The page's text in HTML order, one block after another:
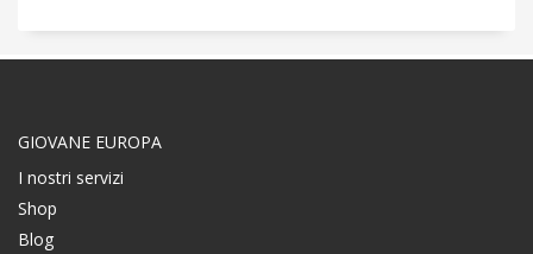
GIOVANE EUROPA
I nostri servizi
Shop
Blog